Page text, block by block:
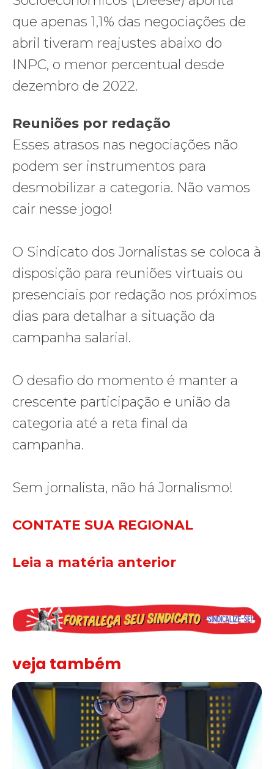
que apenas 1,1% das negociações de
abril tiveram reajustes abaixo do
INPC, o menor percentual desde
dezembro de 2022.
Reuniões por redação
Esses atrasos nas negociações não
podem ser instrumentos para
desmobilizar a categoria. Não vamos
cair nesse jogo!
O Sindicato dos Jornalistas se coloca à
disposição para reuniões virtuais ou
presenciais por redação nos próximos
dias para detalhar a situação da
campanha salarial.
O desafio do momento é manter a
crescente participação e união da
categoria até a reta final da
campanha.
Sem jornalista, não há Jornalismo!
CONTATE SUA REGIONAL
Leia a matéria anterior
veja também
Solidariedade ao jornalista Caê Vasconcelos e repúdio aos